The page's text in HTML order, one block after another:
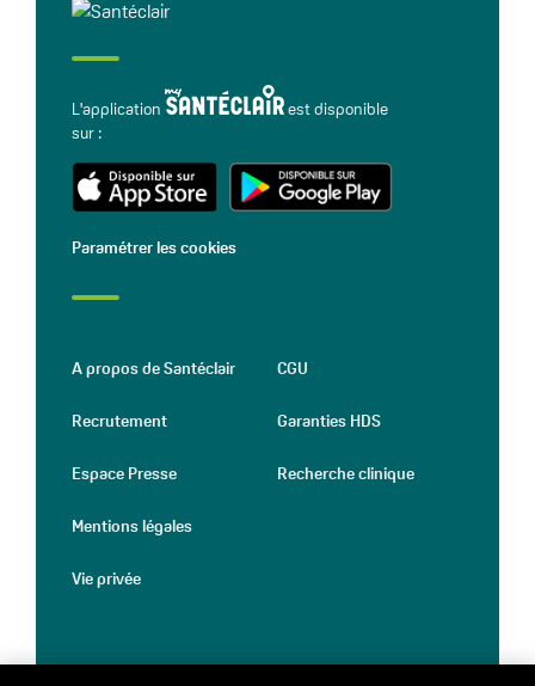
L'application
est disponible
sur :
Paramétrer les cookies
A propos de Santéclair
Recrutement
Espace Presse
Mentions légales
Vie privée
CGU
Garanties HDS
Recherche clinique